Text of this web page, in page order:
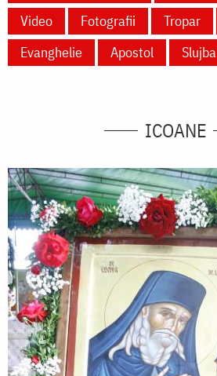
Video
Fotografii Tropar
Evanghelie
Apostol Slujba
ICOANE